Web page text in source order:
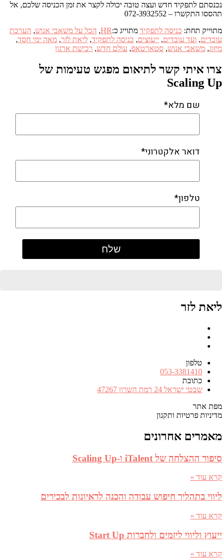
נכנסתם לתפקיד חדש ועצה טובה יכולה לקצר את זמן הכניסה שלכם, אל
תהססו התקשרו – 072-3932552
מתוייק תחת: כניסה לתפקיד מתוייג כ:HR
, הכל על משאבי אנוש, הערכת
עובדים, ועד עובדים, ייעוצים, כניסה לתפקיד, ליאת לזר, מאה ימי חסד,
מיזוג, משאבי אנוש, סטארטאפ, עולם חדש, רכישת ארגון
צרו איתי קשר לתיאום מפגש טעימות של
Scaling Up
שם מלא*
דואר אלקטרוני*
טלפון*
ליאת לזר
טלפון
מספר
טלפון
053-3381410
כתובת
כתובת
שבטי ישראל 24 רמת השרון 47267
מפת אתר
מדיניות פרטיות ותקנון
מאמרים אחרונים
סיפור ההצלחה של iTalent ו-Scaling Up
קרא עוד »
ליווי בתהליך חיפוש עבודה והכנה לראיונות לבכירים
קרא עוד »
ייעוץ וליווי ליזמים ולחברות Start Up
קרא עוד »